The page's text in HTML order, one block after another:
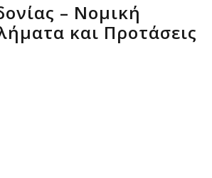
– Νομική
και Προτάσεις